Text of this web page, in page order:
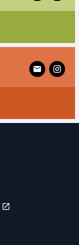
Follow XR